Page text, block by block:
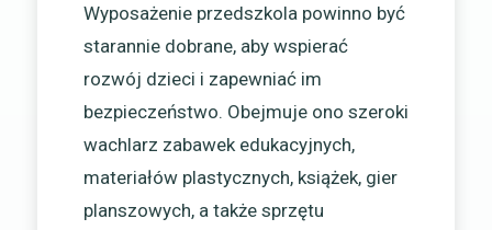
Wyposażenie przedszkola powinno być
starannie dobrane, aby wspierać
rozwój dzieci i zapewniać im
bezpieczeństwo. Obejmuje ono szeroki
wachlarz zabawek edukacyjnych,
materiałów plastycznych, książek, gier
planszowych, a także sprzętu